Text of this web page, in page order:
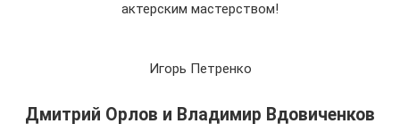
актерским мастерством!
Игорь Петренко
Дмитрий Орлов и Владимир Вдовиченков